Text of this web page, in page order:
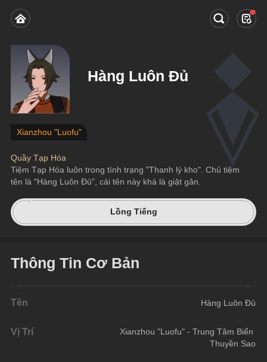
Hàng Luôn Đủ
Xianzhou "Luofu"
Quầy Tạp Hóa
Tiệm Tạp Hóa luôn trong tình trạng "Thanh lý kho". Chủ tiệm
tên là "Hàng Luôn Đủ", cái tên này khá là giật gân.
Lồng Tiếng
Thông Tin Cơ Bản
Tên Hàng Luôn Đủ
Vị Trí
Xianzhou "Luofu" - Trung Tâm Biển
Thuyền Sao